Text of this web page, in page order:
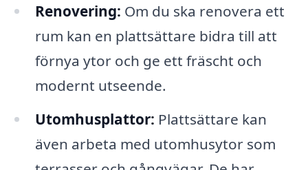
Renovering: Om du ska renovera ett
rum kan en plattsättare bidra till att
förnya ytor och ge ett fräscht och
modernt utseende.
Utomhusplattor: Plattsättare kan
även arbeta med utomhusytor som